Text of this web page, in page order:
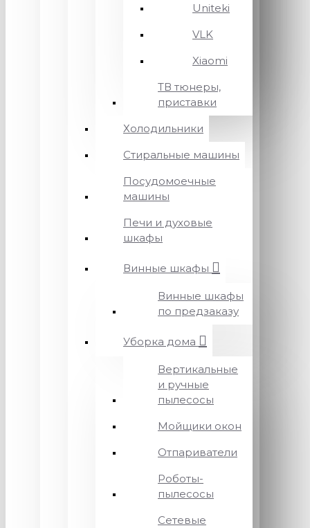
Uniteki
VLK
Xiaomi
ТВ тюнеры,
приставки
Холодильники
Стиральные машины
Посудомоечные
машины
Печи и духовые
шкафы
Винные шкафы
Винные шкафы
по предзаказу
Уборка дома
Вертикальные
и ручные
пылесосы
Мойщики окон
Отпариватели
Роботы-
пылесосы
Сетевые